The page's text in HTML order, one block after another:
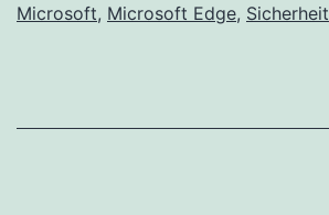
Microsoft, Microsoft Edge, Sicherheit